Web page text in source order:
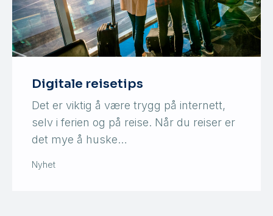
Digitale reisetips
Det er viktig å være trygg på internett,
selv i ferien og på reise. Når du reiser er
det mye å huske…
Nyhet